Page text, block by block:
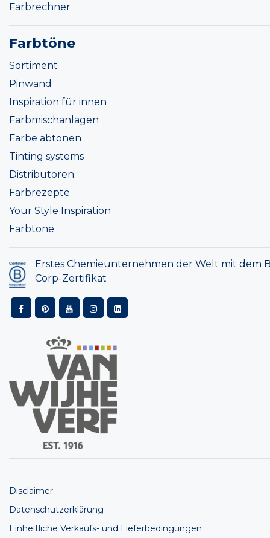
Farbrechner
Farbtöne
Sortiment
Pinwand
Inspiration für innen
Farbmischanlagen
Farbe abtonen
Tinting systems
Distributoren
Farbrezepte
Your Style Inspiration
Farbtöne
Erstes Chemieunternehmen der Welt mit dem
Corp-Zertifikat
Disclaimer
Datenschutzerklärung
Einheitliche Verkaufs- und Lieferbedingungen